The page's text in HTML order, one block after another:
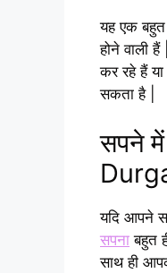
यह एक बहुत
होने वाली
कर रहे हैं
सकता है |
सपने में
यदि आपने
सपना बहुत
साथ ही